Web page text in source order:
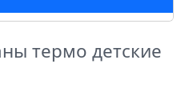
термо детские